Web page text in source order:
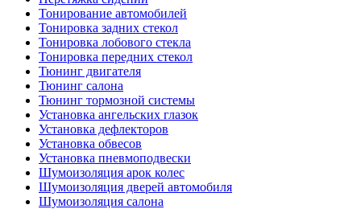
Тонирование автомобилей
Тонировка задних стекол
Тонировка лобового стекла
Тонировка передних стекол
Тюнинг двигателя
Тюнинг салона
Тюнинг тормозной системы
Установка ангельских глазок
Установка дефлекторов
Установка обвесов
Установка пневмоподвески
Шумоизоляция арок колес
Шумоизоляция дверей автомобиля
Шумоизоляция салона